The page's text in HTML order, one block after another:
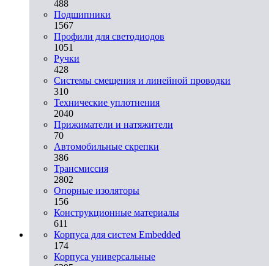
488
Подшипники
1567
Профили для светодиодов
1051
Ручки
428
Системы смещения и линейной проводки
310
Технические уплотнения
2040
Прижиматели и натяжители
70
Автомобильные скрепки
386
Трансмиссия
2802
Опорные изоляторы
156
Конструкционные материалы
611
Корпуса для систем Embedded
174
Корпуса универсальные